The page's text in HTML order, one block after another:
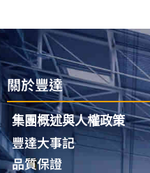
關於豐達
集團概述與人權政策
豐達大事記
品質保證